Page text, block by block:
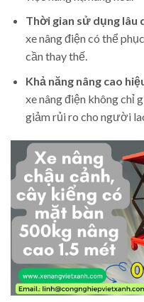
Thời gian sử dụng lâu
xe nâng điện có thể
cần thay thế.
Khả năng nâng cao
xe nâng điện không chỉ
giảm rủi ro cho người